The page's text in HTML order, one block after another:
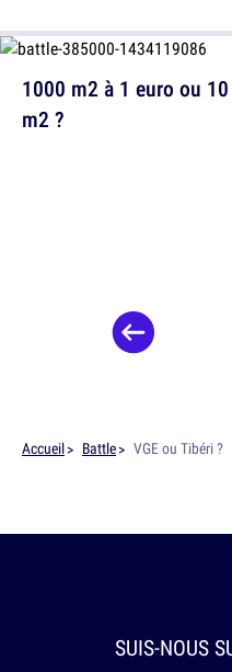
1000 m2 à 1 euro ou
m2 ?
Accueil Battle VGE ou Tibéri ?
SUIS-NOUS